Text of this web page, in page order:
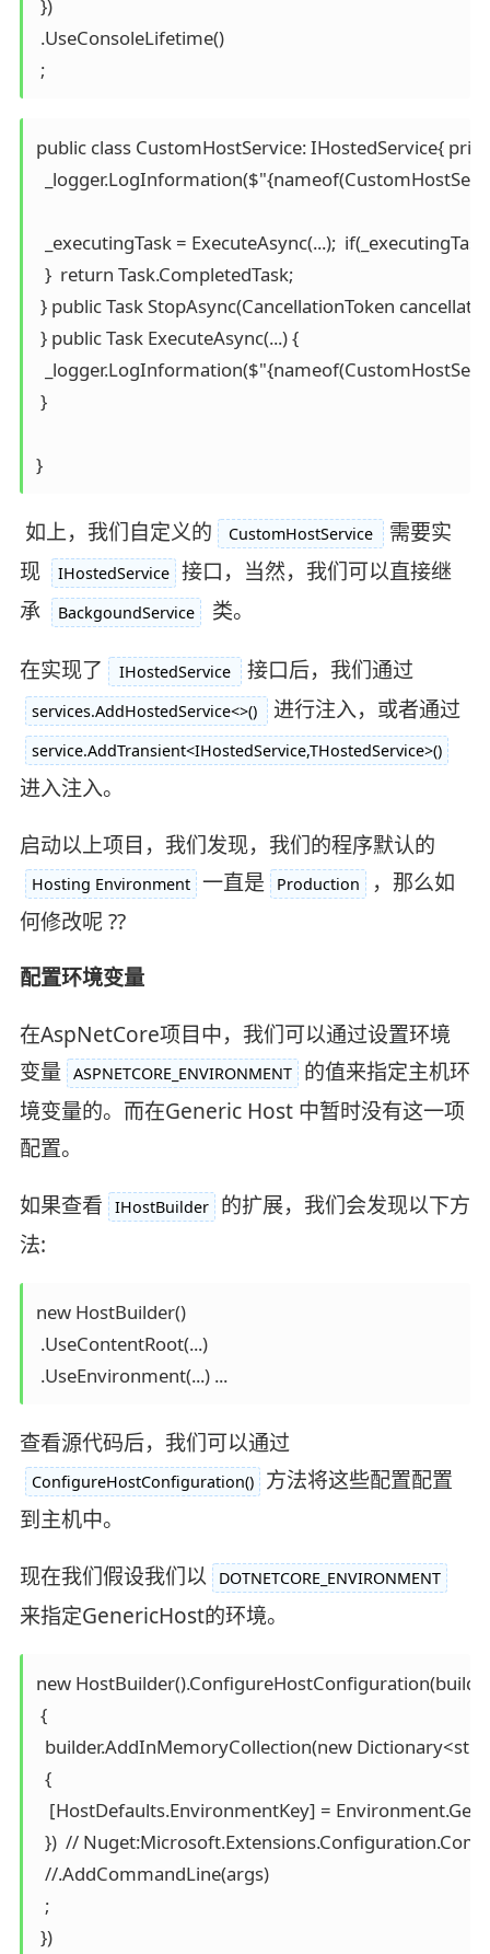
})
.UseConsoleLifetime()
;
public class CustomHostService: IHostedService{
_executingTask = ExecuteAsync(...);
  }  return Task.CompletedTask;
} public Task StopAsync(CancellationToken
} public Task ExecuteAsync(...) {
}
}
如上，我们自定义的 CustomHostService
需要实
现
IHostedService 接口，当然，我们可以直接继
承
BackgoundService 类。
在实现了 IHostedService 接口后，我们通过
services.AddHostedService<>() 进行注入，或者通过
service.AddTransient<IHostedService,THostedService>()
进入注入。
启动以上项目，我们发现，我们的程序默认的
Hosting Environment 一直是 Production
，那么如
何修改呢 ??
配置环境变量
在AspNetCore项目中，我们可以通过设置环境
变量 ASPNETCORE_ENVIRONMENT
的值来指定主机环
境变量的。而在Generic Host 中暂时没有这一项
配置。
如果查看
IHostBuilder
的扩展，我们会发现以下方
法:
new HostBuilder()
.UseContentRoot(...)
.UseEnvironment(...) ...
查看源代码后，我们可以通过
ConfigureHostConfiguration()
方法将这些配置配置
到主机中。
现在我们假设我们以
DOTNETCORE_ENVIRONMENT
来指定GenericHost的环境。
new
{
builder.AddInMemoryCollection(new
  {
[HostDefaults.EnvironmentKey] =
})  //
  //.AddCommandLine(args)
  ;
})